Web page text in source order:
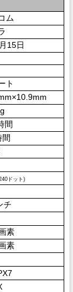
ム
15日
ト
間
ドット)
チ
素
素